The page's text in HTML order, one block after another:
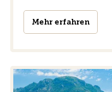
Mehr erfahren